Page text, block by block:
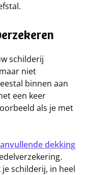
schilderij
niet
binnen aan
een keer
als je met
dekking
schilderij, in heel